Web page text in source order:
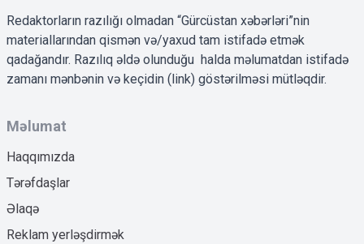
Redaktorların razılığı olmadan “Gürcüstan xəbərləri”nin
materiallarından qismən və/yaxud tam istifadə etmək
qadağandır. Razılıq əldə olunduğu halda məlumatdan istifadə
zamanı mənbənin və keçidin (link) göstərilməsi mütləqdir.
Məlumat
Haqqımızda
Tərəfdaşlar
Əlaqə
Reklam yerləşdirmək